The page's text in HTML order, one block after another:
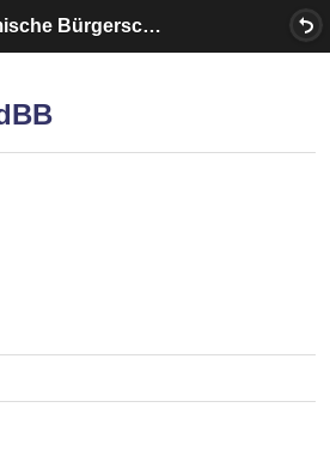
Bremische Bürgerschaft